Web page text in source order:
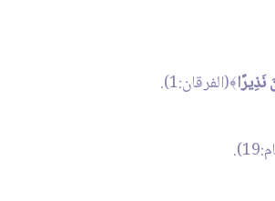
﴾(الفرقان:1).